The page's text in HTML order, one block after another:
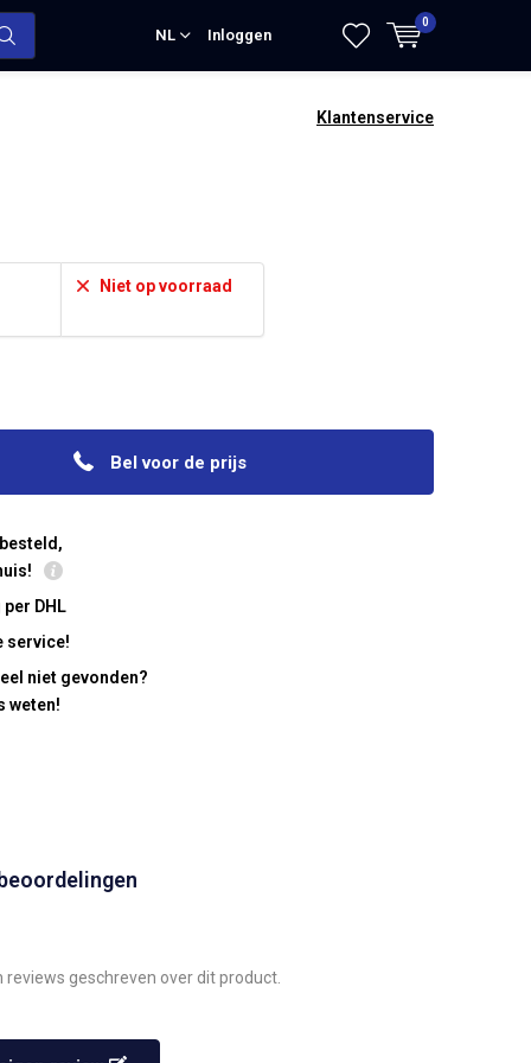
NL Inloggen
0
Klantenservice
Niet op voorraad
Bel voor de prijs
DHL
service!
niet gevonden?
weten!
reviews geschreven over dit product.